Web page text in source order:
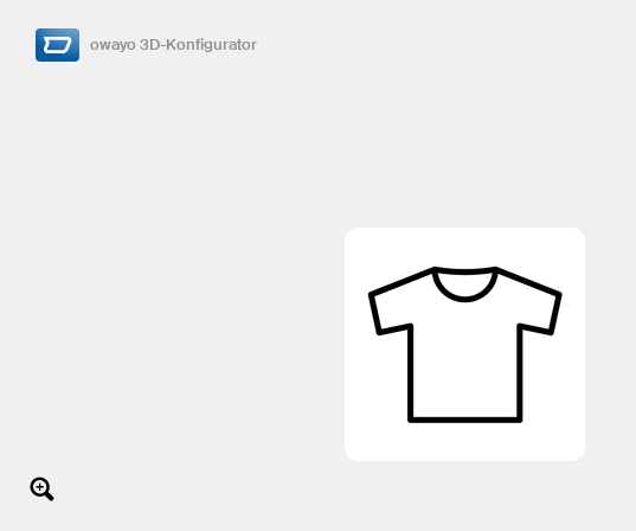
owayo 3D-Konfigurator